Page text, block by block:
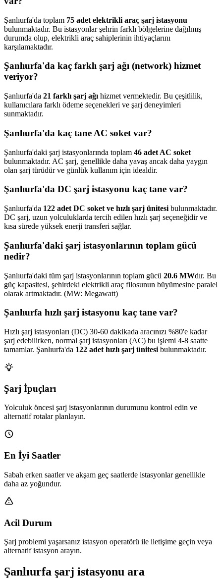
Şanlıurfa'da toplam 75 adet elektrikli araç şarj istasyonu
bulunmaktadır. Bu istasyonlar şehrin farklı bölgelerine dağılmış
durumda olup, elektrikli araç sahiplerinin ihtiyaçlarını
karşılamaktadır.
Şanlıurfa'da kaç farklı şarj ağı (network) hizmet
veriyor?
Şanlıurfa'da 21 farklı şarj ağı hizmet vermektedir. Bu çeşitlilik,
kullanıcılara farklı ödeme seçenekleri ve şarj deneyimleri
sunmaktadır.
Şanlıurfa'da kaç tane AC soket var?
Şanlıurfa'daki şarj istasyonlarında toplam 46 adet AC soket
bulunmaktadır. AC şarj, genellikle daha yavaş ancak daha yaygın
olan şarj türüdür ve günlük kullanım için idealdir.
Şanlıurfa'da DC şarj istasyonu kaç tane var?
Şanlıurfa'da 122 adet DC soket ve hızlı şarj ünitesi bulunmaktadır.
DC şarj, uzun yolculuklarda tercih edilen hızlı şarj seçeneğidir ve
kısa sürede yüksek enerji transferi sağlar.
Şanlıurfa'daki şarj istasyonlarının toplam gücü
nedir?
Şanlıurfa'daki tüm şarj istasyonlarının toplam gücü 20.6 MWdır. Bu
güç kapasitesi, şehirdeki elektrikli araç filosunun büyümesine paralel
olarak artmaktadır. (MW: Megawatt)
Şanlıurfa hızlı şarj istasyonu kaç tane var?
Hızlı şarj istasyonları (DC) 30-60 dakikada aracınızı %80'e kadar
şarj edebilirken, normal şarj istasyonları (AC) bu işlemi 4-8 saatte
tamamlar. Şanlıurfa'da 122 adet hızlı şarj ünitesi bulunmaktadır.
Şarj İpuçları
Yolculuk öncesi şarj istasyonlarının durumunu kontrol edin ve
alternatif rotalar planlayın.
En İyi Saatler
Sabah erken saatler ve akşam geç saatlerde istasyonlar genellikle
daha az yoğundur.
Acil Durum
Şarj problemi yaşarsanız istasyon operatörü ile iletişime geçin veya
alternatif istasyon arayın.
Şanlıurfa şarj istasyonu ara